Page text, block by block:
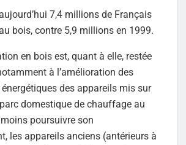
7,4 millions de Français
bois, contre 5,9 millions en 1999.
en bois est, quant à elle, restée
à l’amélioration des
des appareils mis sur
domestique de chauffage au
poursuivre son
les appareils anciens (antérieurs à